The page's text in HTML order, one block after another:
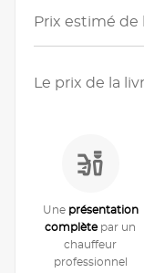
Prix estimé de
Le prix de la
Une présentation
complètepar un
chauffeur
professionnel